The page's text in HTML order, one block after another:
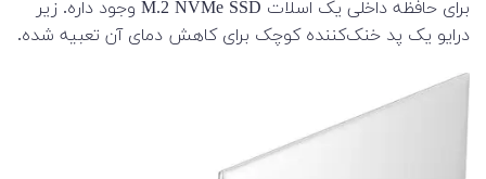
برای حافظه داخلی یک اسلات M.2 NVMe SSD وجود داره. زیر
درایو یک پد خنک‌کننده کوچک برای کاهش دمای آن تعبیه شده.